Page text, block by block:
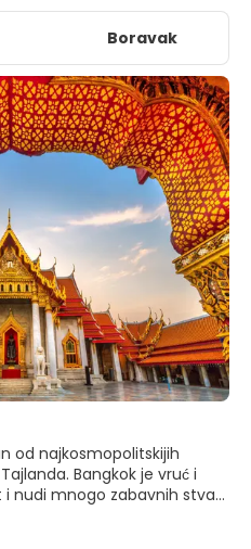
Boravak
od najkosmopolitskijih
Bangkok je vruć i
i nudi mnogo zabavnih stvari
hranu i pristojnu